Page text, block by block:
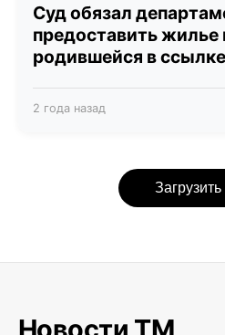
Суд обязал
предоставить жилье
родившейся в ссылке
2 года назад